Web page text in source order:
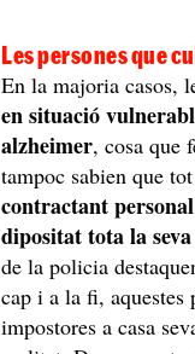
Les persones que
En la majoria casos,
en situació
alzheimer, cosa que
tampoc sabien que
contractant
dipositat tota la
de la policia
cap i a la fi, aquestes
impostores a casa